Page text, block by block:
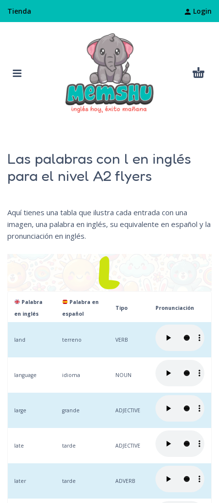
Tienda Login
Las palabras con l en inglés
para el nivel A2 flyers
Aquí tienes una tabla que ilustra cada entrada con una
imagen, una palabra en inglés, su equivalente en español y la
pronunciación en inglés.
Palabra
en inglés
Palabra en
español
Tipo Pronunciación
land terreno VERB
language idioma NOUN
large grande ADJECTIVE
late tarde ADJECTIVE
later tarde ADVERB